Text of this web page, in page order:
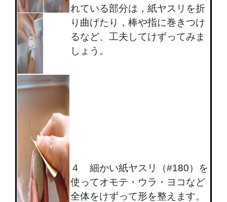
れている部分は，紙ヤスリを折
り曲げたり，棒や指に巻きつけ
るなど、工夫してけずってみま
しょう。
４ 細かい紙ヤスリ（#180）を
使ってオモテ・ウラ・ヨコなど
全体をけずって形を整えます。